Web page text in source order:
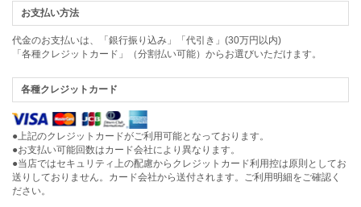
お支払い方法
代金のお支払いは、「銀行振り込み」「代引き」(30万円以内)
「各種クレジットカード」（分割払い可能）からお選びいただけます。
各種クレジットカード
●上記のクレジットカードがご利用可能となっております。
●お支払い可能回数はカード会社により異なります。
●当店ではセキュリティ上の配慮からクレジットカード利用控は原則としてお
送りしておりません。カード会社から送付されます。ご利用明細をご確認く
ださい。